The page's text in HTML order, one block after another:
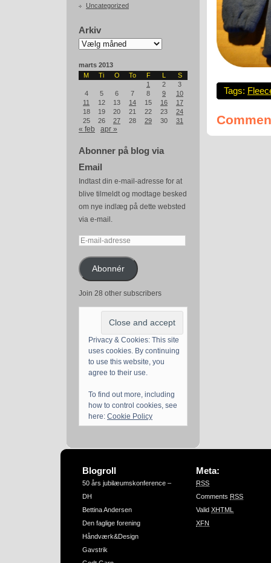
Uncategorized
Arkiv
Arkiv
marts 2013
M
Ti O To F L
S
1
2
3
4
5 6 7 8 9
10
11
12 13 14 15 16
17
18
19 20 21 22 23
24
25
26 27 28 29 30 31
« feb apr »
Abonner på blog via
Email
Indtast din e-mail-adresse for at
blive tilmeldt og modtage besked
om nye indlæg på dette websted
via e-mail.
E-
adresseAbonnér
Join 28 other subscribers
Privacy & Cookies: This site
uses cookies. By continuing
to use this website, you
agree to their use.
To find out more, including
how to control cookies, see
here: Cookie Policy
Tags:
Blogroll
50 års jubilæumskonference –
DH
Bettina Andersen
Den faglige forening
Håndværk&Design
Gavstrik
Meta:
RSS
Comments RSS
Valid XHTML
XFN